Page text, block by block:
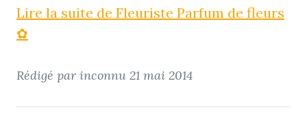
Lire la suite de Fleuriste Parfum de fleurs
✿
Rédigé par inconnu 21 mai 2014